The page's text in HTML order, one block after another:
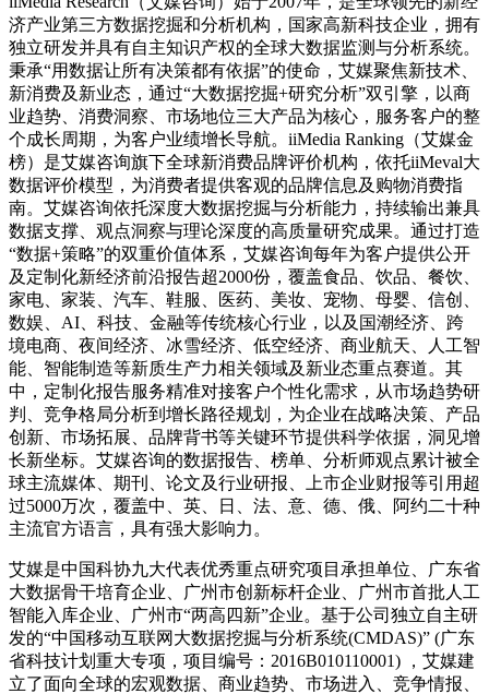
济产业第三方数据挖掘和分析机构，国家高新科技企业，拥有
独立研发并具有自主知识产权的全球大数据监测与分析系统。
秉承“用数据让所有决策都有依据”的使命，艾媒聚焦新技术、
新消费及新业态，通过“大数据挖掘+研究分析”双引擎，以商
业趋势、消费洞察、市场地位三大产品为核心，服务客户的整
个成长周期，为客户业绩增长导航。iiMedia Ranking（艾媒金
榜）是艾媒咨询旗下全球新消费品牌评价机构，依托iiMeval大
数据评价模型，为消费者提供客观的品牌信息及购物消费指
南。艾媒咨询依托深度大数据挖掘与分析能力，持续输出兼具
数据支撑、观点洞察与理论深度的高质量研究成果。通过打造
“数据+策略”的双重价值体系，艾媒咨询每年为客户提供公开
及定制化新经济前沿报告超2000份，覆盖食品、饮品、餐饮、
家电、家装、汽车、鞋服、医药、美妆、宠物、母婴、信创、
数娱、AI、科技、金融等传统核心行业，以及国潮经济、跨
境电商、夜间经济、冰雪经济、低空经济、商业航天、人工智
能、智能制造等新质生产力相关领域及新业态重点赛道。其
中，定制化报告服务精准对接客户个性化需求，从市场趋势研
判、竞争格局分析到增长路径规划，为企业在战略决策、产品
创新、市场拓展、品牌背书等关键环节提供科学依据，洞见增
长新坐标。艾媒咨询的数据报告、榜单、分析师观点累计被全
球主流媒体、期刊、论文及行业研报、上市企业财报等引用超
过5000万次，覆盖中、英、日、法、意、德、俄、阿约二十种
主流官方语言，具有强大影响力。
艾媒是中国科协九大代表优秀重点研究项目承担单位、广东省
大数据骨干培育企业、广州市创新标杆企业、广州市首批人工
智能入库企业、广州市“两高四新”企业。基于公司独立自主研
发的“中国移动互联网大数据挖掘与分析系统(CMDAS)” (广东
省科技计划重大专项，项目编号：2016B010110001) ，艾媒建
立了面向全球的宏观数据、商业趋势、市场进入、竞争情报、